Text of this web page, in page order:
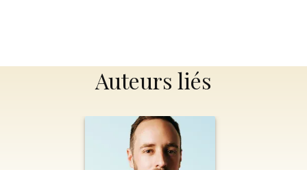
Auteurs liés